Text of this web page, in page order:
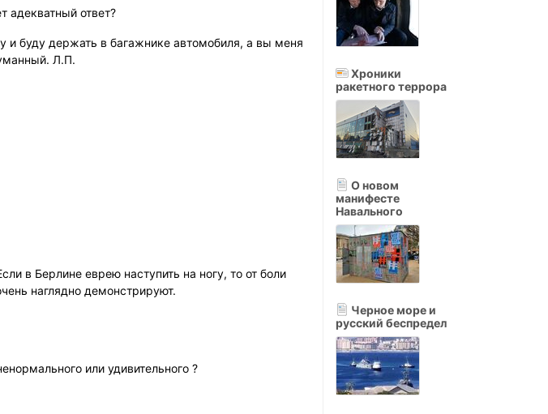
адекватный ответ?
и буду держать в багажнике автомобиля, а вы меня
Л.П.
в Берлине еврею наступить на ногу, то от боли
наглядно демонстрируют.
или удивительного ?
Хроники
ракетного террора
О новом
манифесте
Навального
Черное море и
русский беспредел